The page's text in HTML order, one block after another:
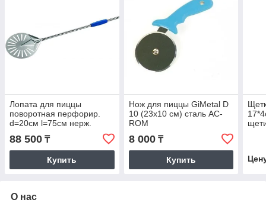
Лопата для пиццы
поворотная перфорир.
d=20см l=75см нерж.
Azzurra GiMetal | I-20F/75
88 500 ₸
Купить
Нож для пиццы GiMetal D
10 (23х10 см) сталь AC-
ROM
8 000₸
Купить
О нас